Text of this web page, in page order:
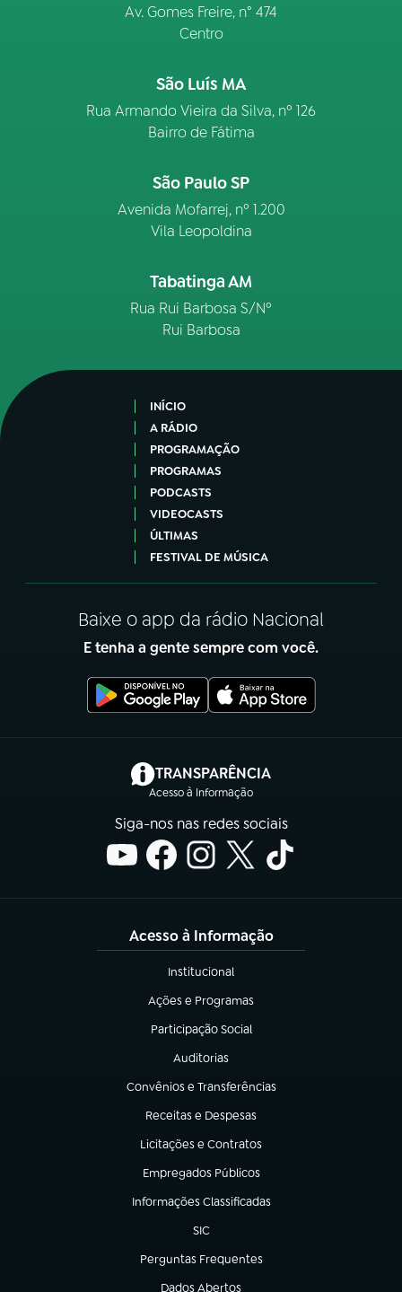
Av. Gomes Freire, n° 474
Centro
São Luís MA
Rua Armando Vieira da Silva, nº 126
Bairro de Fátima
São Paulo SP
Avenida Mofarrej, nº 1.200
Vila Leopoldina
Tabatinga AM
Rua Rui Barbosa S/Nº
Rui Barbosa
INÍCIO
A RÁDIO
PROGRAMAÇÃO
PROGRAMAS
PODCASTS
VIDEOCASTS
ÚLTIMAS
FESTIVAL DE MÚSICA
Baixe o app da rádio Nacional
E tenha a gente sempre com você.
TRANSPARÊNCIA
Acesso à Informação
(abre em nova aba)
Siga-nos nas redes sociais
Acesso à Informação
Institucional
(abre em nova aba)
Ações e Programas
(abre em nova aba)
Participação Social
(abre em nova aba)
Auditorias
(abre em nova aba)
Convênios e Transferências
(abre em nova aba)
Receitas e Despesas
(abre em nova aba)
Licitações e Contratos
(abre em nova aba)
Empregados Públicos
(abre em nova aba)
Informações Classificadas
(abre em nova aba)
SIC
(abre em nova aba)
Perguntas Frequentes
(abre em nova aba)
Dados Abertos